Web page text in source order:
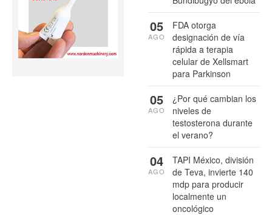
FDA otorga
designación de vía
rápida a terapia
celular de Xellsmart
para Parkinson
05
AGO
¿Por qué cambian los
niveles de
testosterona durante
el verano?
05
AGO
TAPI México, división
de Teva, invierte 140
mdp para producir
localmente un
oncológico
04
AGO